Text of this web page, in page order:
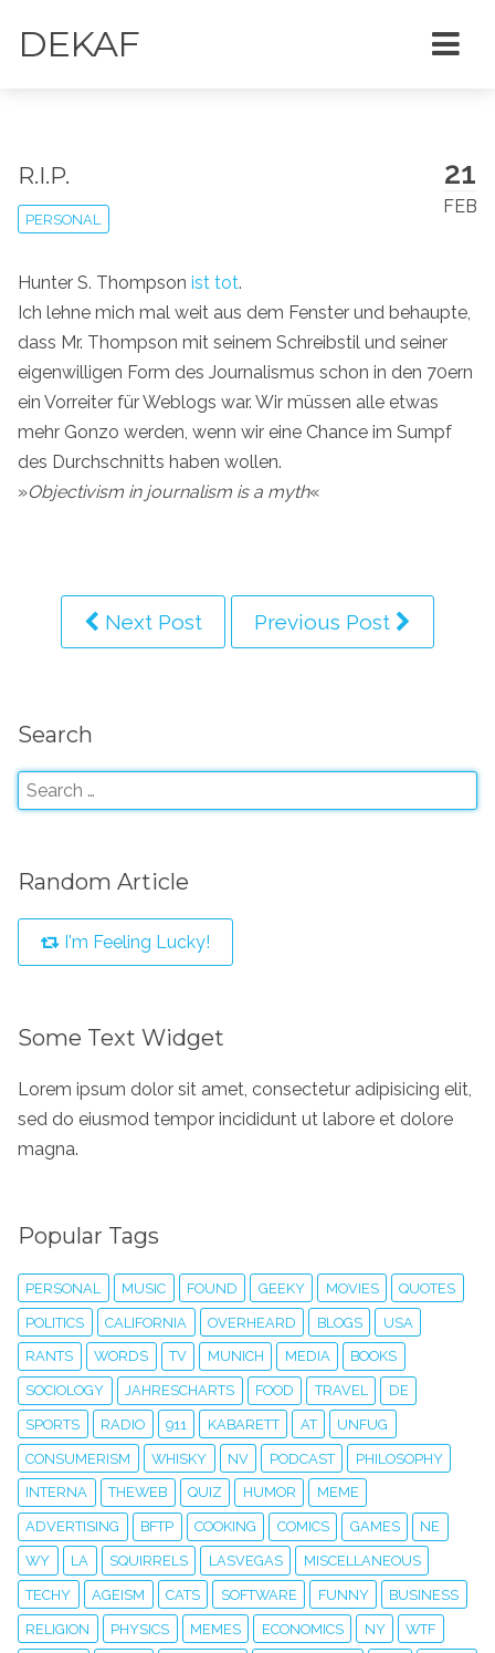
DEKAF
21
FEB
R.I.P.
PERSONAL
Hunter S. Thompson ist tot.
Ich lehne mich mal weit aus dem Fenster und behaupte,
dass Mr. Thompson mit seinem Schreibstil und seiner
eigenwilligen Form des Journalismus schon in den 70ern
ein Vorreiter für Weblogs war. Wir müssen alle etwas
mehr Gonzo werden, wenn wir eine Chance im Sumpf
des Durchschnitts haben wollen.
»Objectivism in journalism is a myth«
Next Post Previous Post
Search
Random Article
I'm Feeling Lucky!
Some Text Widget
Lorem ipsum dolor sit amet, consectetur adipisicing elit,
sed do eiusmod tempor incididunt ut labore et dolore
magna.
Popular Tags
PERSONAL MUSIC FOUND GEEKY MOVIES QUOTES
POLITICS CALIFORNIA OVERHEARD BLOGS USA
RANTS WORDS TV MUNICH MEDIA BOOKS
SOCIOLOGY JAHRESCHARTS FOOD TRAVEL DE
SPORTS RADIO 911 KABARETT AT UNFUG
CONSUMERISM WHISKY NV PODCAST PHILOSOPHY
INTERNA THEWEB QUIZ HUMOR MEME
ADVERTISING BFTP COOKING COMICS GAMES NE
WY LA SQUIRRELS LASVEGAS MISCELLANEOUS
TECHY AGEISM CATS SOFTWARE FUNNY BUSINESS
RELIGION PHYSICS MEMES ECONOMICS NY WTF